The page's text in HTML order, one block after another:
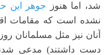
شد، اما هنوز جوهر این
نشده است که مقامات
آنان نیز مثل مسلمانان
دست داشتند) مدعی